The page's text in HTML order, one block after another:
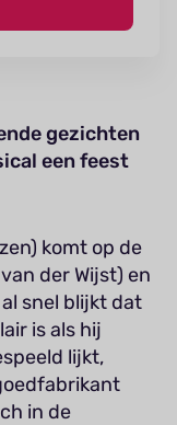
gezichten
een feest
komt op de
der Wijst) en
snel blijkt dat
is als hij
lijkt,
in de